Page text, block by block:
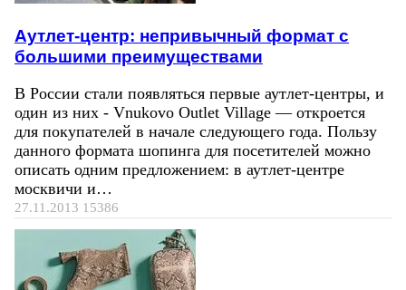
Аутлет-центр: непривычный формат с
большими преимуществами
В России стали появляться первые аутлет-центры, и
один из них - Vnukovo Outlet Village — откроется
для покупателей в начале следующего года. Пользу
данного формата шопинга для посетителей можно
описать одним предложением: в аутлет-центре
москвичи и…
27.11.2013 15386